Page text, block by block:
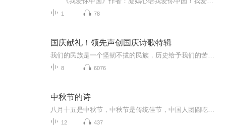
1 78
国庆献礼！领先声创国庆诗歌特辑
8 6076
中秋节的诗
12 437